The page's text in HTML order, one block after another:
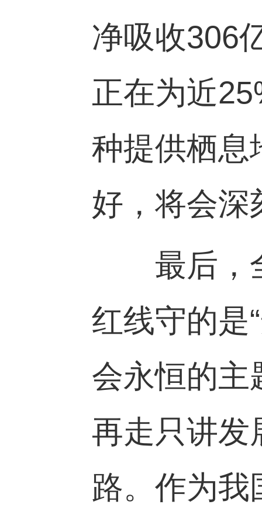
净吸收306
正在为近
种提供栖息
好，将会深
最后，全
红线守的是
会永恒的主
再走只讲发
路。作为我